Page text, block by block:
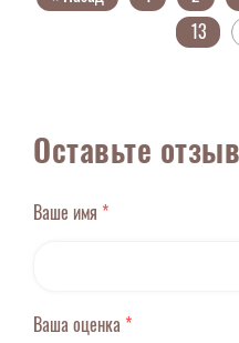
13
Оставьте отзыв
Ваше имя *
Ваша оценка *